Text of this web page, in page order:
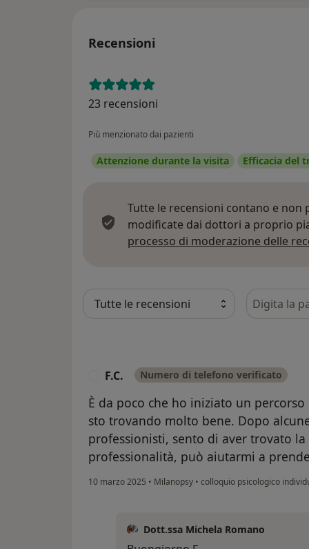
Recensioni
23 recensioni
Più menzionato dai pazienti
Attenzione durante la visita Efficacia del
Tutte le recensioni contano e non
modificate dai dottori a proprio
processo di moderazione delle
Cerca nelle
F.C. Numero di telefono verificato
È da poco che ho iniziato un
sto trovando molto bene. Dopo
professionisti, sento di aver trovato
professionalità, può aiutarmi a
10 marzo 2025 • Milanopsy • colloquio psicologico
Dott.ssa Michela Romano